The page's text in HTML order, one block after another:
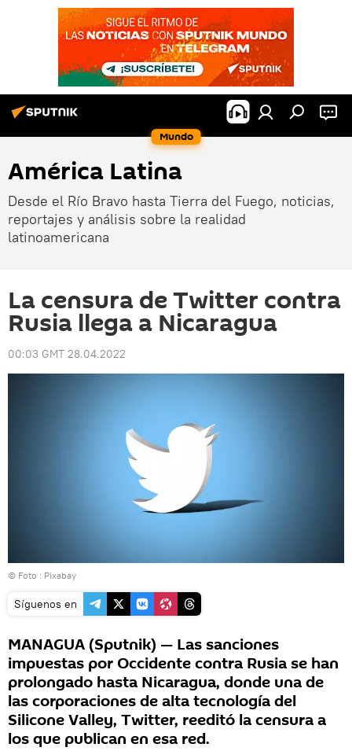
Mundo
América Latina
Desde el Río Bravo hasta Tierra del Fuego, noticias,
reportajes y análisis sobre la realidad
latinoamericana
La censura de Twitter contra
Rusia llega a Nicaragua
00:03 GMT 28.04.2022
© Foto : Pixabay
Síguenos en
MANAGUA (Sputnik) — Las sanciones
impuestas por Occidente contra Rusia se han
prolongado hasta Nicaragua, donde una de
las corporaciones de alta tecnología del
Silicone Valley, Twitter, reeditó la censura a
los que publican en esa red.